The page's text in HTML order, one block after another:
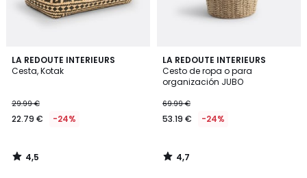
LA REDOUTE INTERIEURS
Cesta, Kotak
29.99 €
22.79 € -24%
4,5
/ 5
4,5
/
LA REDOUTE INTERIEURS
Cesto de ropa o para
organización JUBO
69.99 €
53.19 € -24%
4,7
/ 5
4,7
/